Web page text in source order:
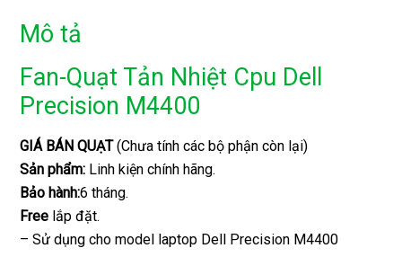
Mô tả
Fan-Quạt Tản Nhiệt Cpu Dell
Precision M4400
GIÁ BÁN QUẠT(Chưa tính các bộ phận còn lại)
Sản phẩm: Linh kiện chính hãng.
Bảo hành:6 tháng.
Free lắp đặt.
– Sử dụng cho model laptop Dell Precision M4400